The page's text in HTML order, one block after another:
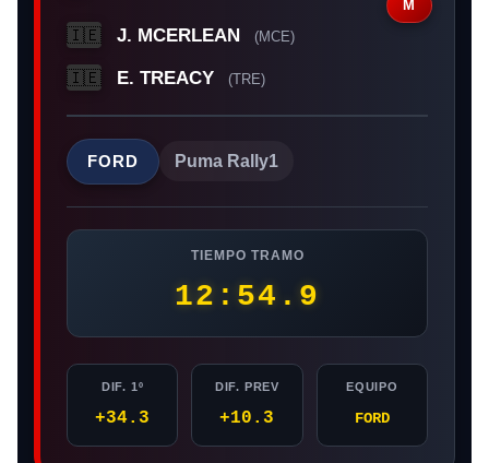
M
🇮🇪 J. MCERLEAN (MCE)
🇮🇪 E. TREACY (TRE)
FORD Puma Rally1
TIEMPO TRAMO
12:54.9
DIF. 1º
+34.3
DIF. PREV
+10.3
EQUIPO
FORD